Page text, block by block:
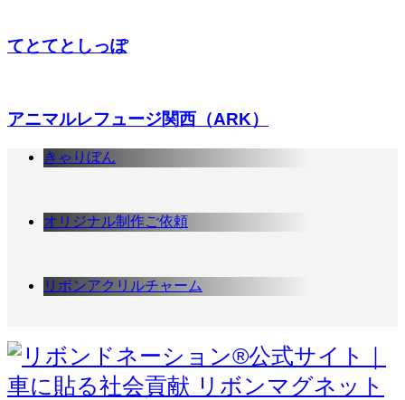
てとてとしっぽ
アニマルレフュージ関西（ARK）
きゃりぼん
オリジナル制作ご依頼
リボンアクリルチャーム